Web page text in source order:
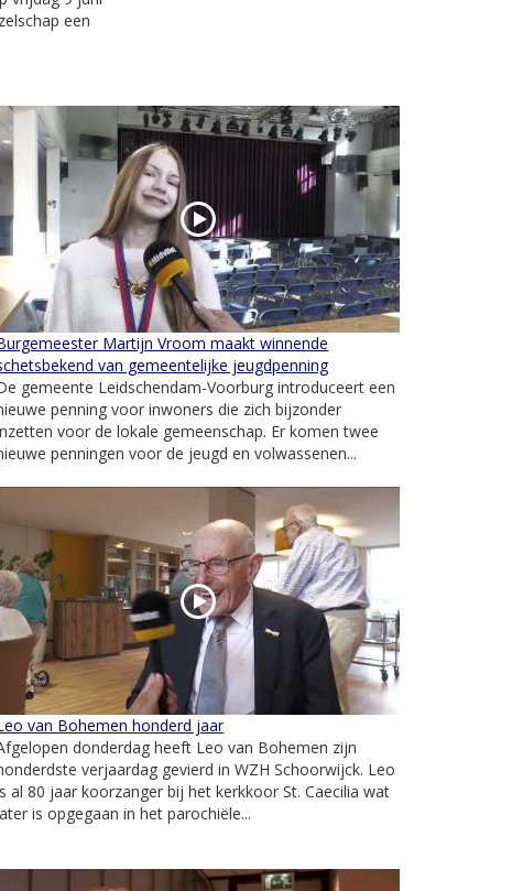
een
Martijn Vroom maakt winnende
van gemeentelijke jeugdpenning
gemeente Leidschendam-Voorburg introduceert een
penning voor inwoners die zich bijzonder
voor de lokale gemeenschap. Er komen twee
penningen voor de jeugd en volwassenen...
van Bohemen honderd jaar
donderdag heeft Leo van Bohemen zijn
verjaardag gevierd in WZH Schoorwijck. Leo
al 80 jaar koorzanger bij het kerkkoor St. Caecilia wat
is opgegaan in het parochiële...